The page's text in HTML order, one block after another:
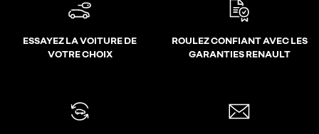
ESSAYEZ LA VOITURE DE
VOTRE CHOIX
ROULEZ CONFIANT AVEC LES
GARANTIES RENAULT